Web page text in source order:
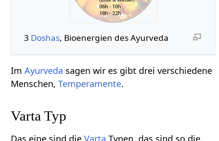
3 Doshas, Bioenergien des Ayurveda
ImAyurveda sagen wir es gibt drei verschiedene
Menschen,Temperamente.
Varta Typ